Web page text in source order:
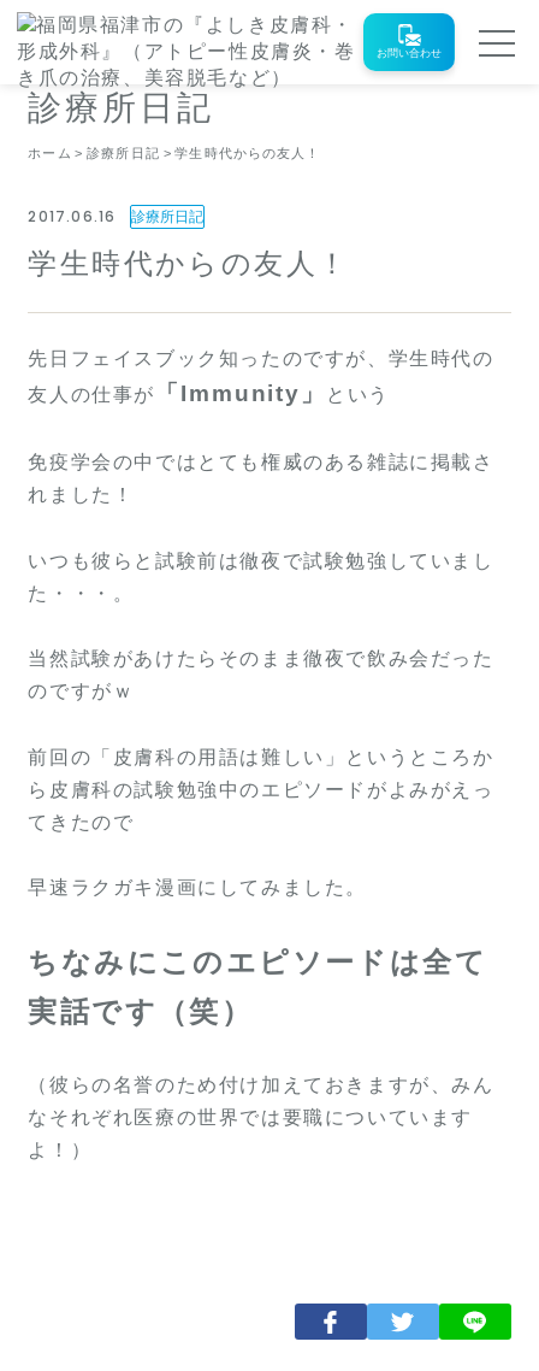
お問い合わせ
診療所日記
ホーム 診療所日記 学生時代からの友人！
2017.06.16 診療所日記
学生時代からの友人！
先日フェイスブック知ったのですが、学生時代の
友人の仕事が
「Immunity」 という
免疫学会の中ではとても権威のある雑誌に掲載さ
れました！
いつも彼らと試験前は徹夜で試験勉強していまし
た・・・。
当然試験があけたらそのまま徹夜で飲み会だった
のですがｗ
前回の「皮膚科の用語は難しい」というところか
ら皮膚科の試験勉強中のエピソードがよみがえっ
てきたので
早速ラクガキ漫画にしてみました。
ちなみにこのエピソードは全て
実話です（笑）
（彼らの名誉のため付け加えておきますが、みん
なそれぞれ医療の世界では要職についています
よ！）